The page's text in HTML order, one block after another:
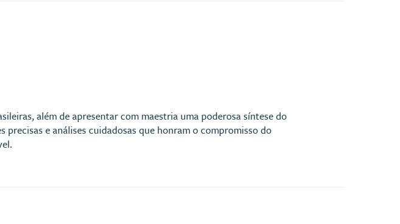
além de apresentar com maestria uma poderosa síntese do
e análises cuidadosas que honram o compromisso do